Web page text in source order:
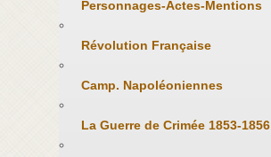
Personnages-Actes-Mentions
Révolution Française
Camp. Napoléoniennes
La Guerre de Crimée 1853-1856